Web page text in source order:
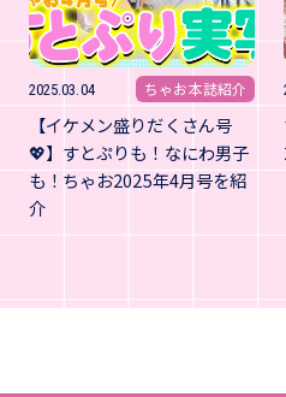
2025.03.04 ちゃお本誌紹介
【イケメン盛りだくさん号
💖】すとぷりも！なにわ男子
も！ちゃお2025年4月号を紹
介